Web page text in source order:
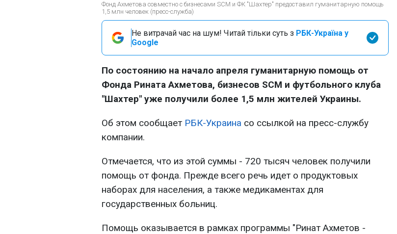
Фонд Ахметова совместно с бизнесами SCM и ФК "Шахтер" предоставил гуманитарную помощь
1,5 млн человек (пресс-служба)
Не витрачай час на шум! Читай тільки суть з РБК-Україна у
Google
По состоянию на начало апреля гуманитарную помощь от
Фонда Рината Ахметова, бизнесов SCM и футбольного клуба
"Шахтер" уже получили более 1,5 млн жителей Украины.
Об этом сообщает РБК-Украина со ссылкой на пресс-службу
компании.
Отмечается, что из этой суммы - 720 тысяч человек получили
помощь от фонда. Прежде всего речь идет о продуктовых
наборах для населения, а также медикаментах для
государственных больниц.
Помощь оказывается в рамках программы "Ринат Ахметов -